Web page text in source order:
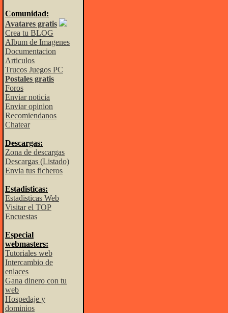
Comunidad:
Avatares gratis
Crea tu BLOG
Album de Imagenes
Documentacion
Articulos
Trucos Juegos PC
Postales gratis
Foros
Enviar noticia
Enviar opinion
Recomiendanos
Chatear
Descargas:
Zona de descargas
Descargas (Listado)
Envia tus ficheros
Estadisticas:
Estadisticas Web
Visitar el TOP
Encuestas
Especial
webmasters:
Tutoriales web
Intercambio de
enlaces
Gana dinero con tu
web
Hospedaje y
dominios